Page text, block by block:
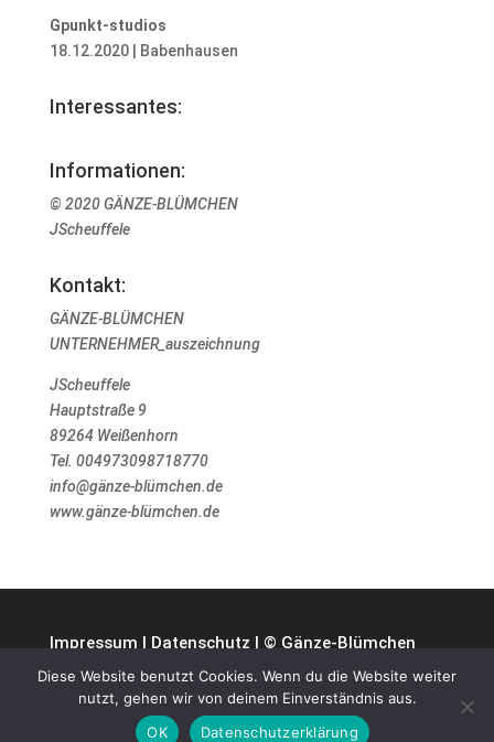
Gpunkt-studios
18.12.2020 | Babenhausen
Interessantes:
Informationen:
© 2020 GÄNZE-BLÜMCHEN
JScheuffele
Kontakt:
GÄNZE-BLÜMCHEN
UNTERNEHMER_auszeichnung
JScheuffele
Hauptstraße 9
89264 Weißenhorn
Tel. 004973098718770
info@gänze-blümchen.de
www.gänze-blümchen.de
Impressum | Datenschutz | © Gänze-Blümchen
Diese Website benutzt Cookies. Wenn du die Website weiter
nutzt, gehen wir von deinem Einverständnis aus.
OK
Datenschutzerklärung